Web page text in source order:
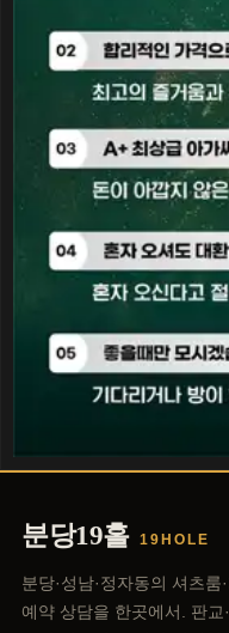
분당19홀 19HOLE
분당·성남·정자동의 셔츠
예약 상담을 한곳에서. 판교